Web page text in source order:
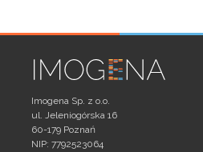
Imogena Sp. z o.o.
ul. Jeleniogórska 16
60-179 Poznań
NIP: 7792523064